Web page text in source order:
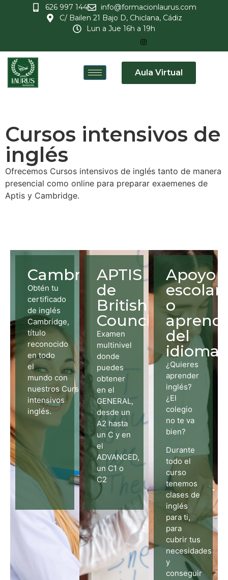
626 997 144
info@formacionlaurus.com
C/ Bailen 21 Bajo D, Chiclana, Cádiz
Lun a Jue 16h a 19h
Aula Virtual
Cursos intensivos de
inglés
Ofrecemos Cursos intensivos de inglés tanto de manera
presencial como online para preparar exaemenes de
Aptis y Cambridge.
Cambridge
Obtén tu
certificado
de inglés
Cambridge,
título
reconocido
en todo
el
mundo con
nuestros Cursos
intensivos
inglés.
APTIS
de
British
Council
Examen
multinivel
donde
puedes
obtener
en el
GENERAL,
desde un
A2 hasta
un C y en
el
ADVANCED,
un C1 o
C2
Apoyo
escolar
o
del
idioma
¿Quieres
aprender
inglés?
¿El
colegio
no te va
bien?
Durante
todo el
curso
tenemos
clases de
inglés
para ti,
para
cubrir tus
necesidades
y
conseguir